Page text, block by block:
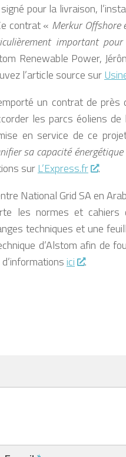
pour la livraison,
contrat « Merkur Offshore
important
Renewable Power,
l’article source sur
un contrat de près
les parcs éoliens de
en service de ce
sa capacité
surL’Express.fr
.
National Grid SA en
les normes et cahiers
techniques et une
d’Alstom afin de
ici .